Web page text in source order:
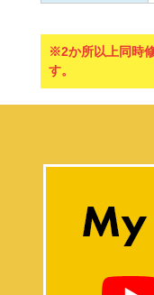
※2か所以上同時
す。